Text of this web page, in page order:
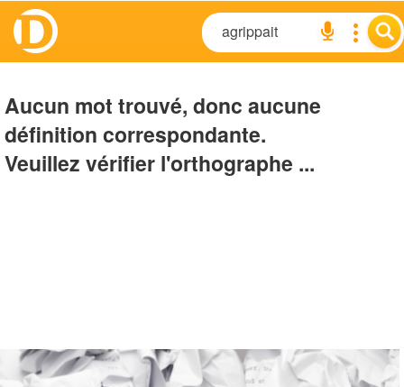
Aucun mot trouvé, donc aucune
définition correspondante.
Veuillez vérifier l'orthographe ...